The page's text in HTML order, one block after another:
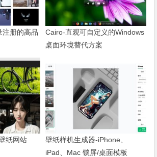
注册的高品
Cairo-直观可自定义的Windows
桌面环境替代方案
纸网站
壁纸样机生成器-iPhone、
iPad、Mac 锁屏/桌面模板